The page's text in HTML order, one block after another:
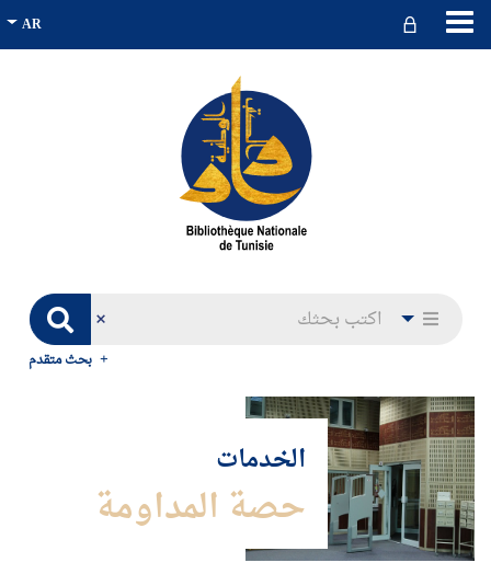
بحث متقدم
الخدمات
حصة المداومة